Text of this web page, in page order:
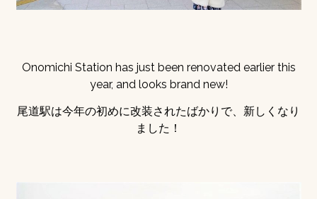
Onomichi Station has just been renovated earlier this
year, and looks brand new!
尾道駅は今年の初めに改装されたばかりで、新しくなり
ました！